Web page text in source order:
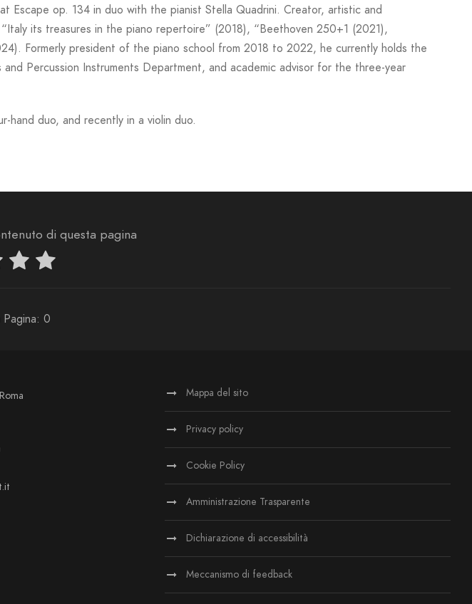
Escape op. 134 in duo with the pianist Stella Quadrini. Creator, artistic and
its treasures in the piano repertoire” (2018), “Beethoven 250+1 (2021),
Formerly president of the piano school from 2018 to 2022, he currently holds the
Percussion Instruments Department, and academic advisor for the three-year
hand duo, and recently in a violin duo.
di questa pagina
0
Mappa del sito
Privacy policy
Cookie Policy
Amministrazione Trasparente
Dichiarazione di accessibilità
Meccanismo di feedback